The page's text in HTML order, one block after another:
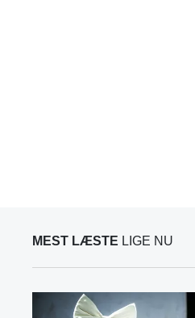
MEST LÆSTE LIGE NU